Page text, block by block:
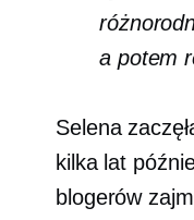
a potem
Selena
kilka lat
blogerów